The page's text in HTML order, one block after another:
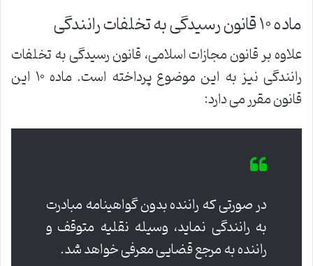
ماده ۱۰ قانون رسیدگی به تخلفات رانندگی
علاوه بر قانون مجازات اسلامی، قانون رسیدگی به تخلفات
رانندگی نیز به این موضوع پرداخته است. ماده ۱۰ این
قانون مقرر می دارد:
در صورتی که راننده بدون گواهینامه مبادرت
به رانندگی نماید، وسیله نقلیه متوقف و
راننده به مرجع قضایی معرفی خواهد شد.